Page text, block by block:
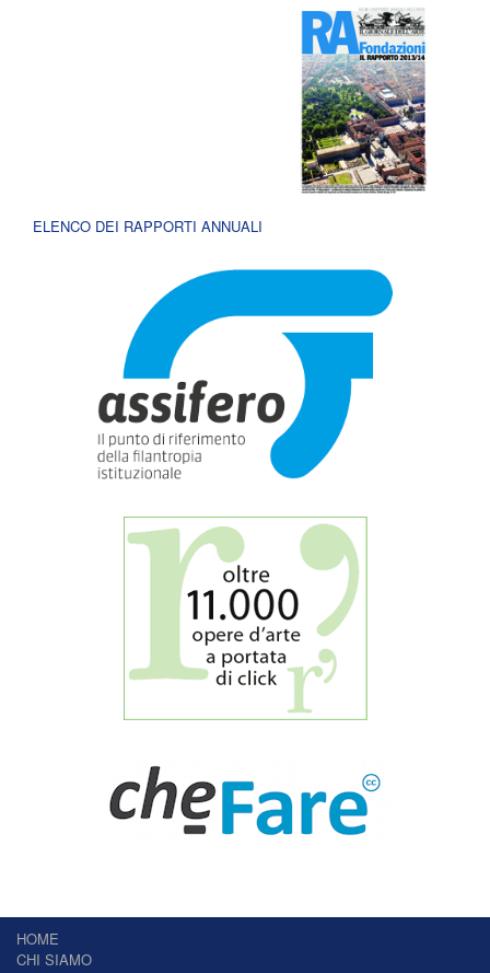
ELENCO DEI RAPPORTI ANNUALI
HOME
CHI SIAMO